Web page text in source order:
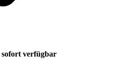
sofort verfügbar